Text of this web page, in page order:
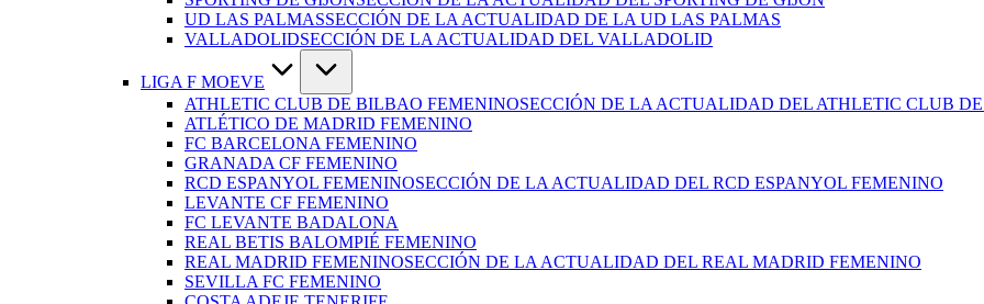
UD LAS PALMASSECCIÓN DE LA ACTUALIDAD DE LA UD LAS PALMAS
VALLADOLIDSECCIÓN DE LA ACTUALIDAD DEL VALLADOLID
LIGA F MOEVE
ATHLETIC CLUB DE BILBAO FEMENINOSECCIÓN DE LA ACTUALIDAD DEL ATHLETIC CLUB
ATLÉTICO DE MADRID FEMENINO
FC BARCELONA FEMENINO
GRANADA CF FEMENINO
RCD ESPANYOL FEMENINOSECCIÓN DE LA ACTUALIDAD DEL RCD ESPANYOL FEMENINO
LEVANTE CF FEMENINO
FC LEVANTE BADALONA
REAL BETIS BALOMPIÉ FEMENINO
REAL MADRID FEMENINOSECCIÓN DE LA ACTUALIDAD DEL REAL MADRID FEMENINO
SEVILLA FC FEMENINO